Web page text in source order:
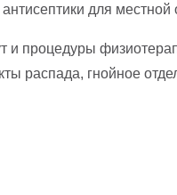
для местной
и процедуры
распада, гнойное